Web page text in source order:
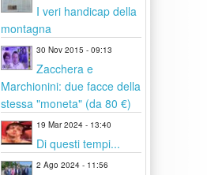
I veri handicap della
montagna
30 Nov 2015 - 09:13
Zacchera e
Marchionini: due facce della
stessa "moneta" (da 80 €)
19 Mar 2024 - 13:40
Di questi tempi...
2 Ago 2024 - 11:56